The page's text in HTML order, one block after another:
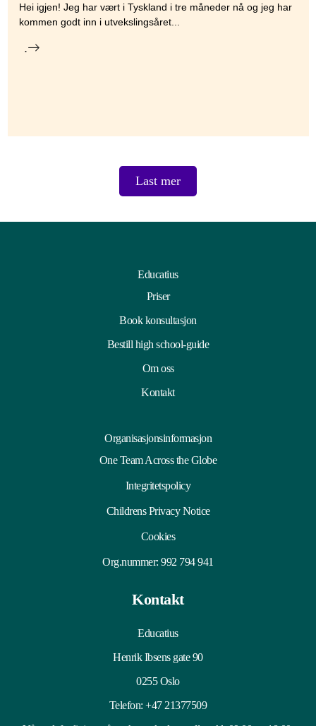
Hei igjen! Jeg har vært i Tyskland i tre måneder nå og jeg har
kommen godt inn i utvekslingsåret...
Last mer
Educatius
Priser
Book konsultasjon
Bestill high school-guide
Om oss
Kontakt
Organisasjonsinformasjon
One Team Across the Globe
Integritetspolicy
Childrens Privacy Notice
Cookies
Org.nummer: 992 794 941
Kontakt
Educatius
Henrik Ibsens gate 90
0255 Oslo
Telefon:+47 21377509